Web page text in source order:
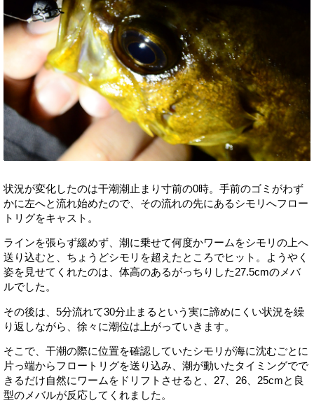
状況が変化したのは干潮潮止まり寸前の0時。手前のゴミがわず
かに左へと流れ始めたので、その流れの先にあるシモリへフロー
トリグをキャスト。
ラインを張らず緩めず、潮に乗せて何度かワームをシモリの上へ
送り込むと、ちょうどシモリを超えたところでヒット。ようやく
姿を見せてくれたのは、体高のあるがっちりした27.5cmのメバ
ルでした。
その後は、5分流れて30分止まるという実に諦めにくい状況を繰
り返しながら、徐々に潮位は上がっていきます。
そこで、干潮の際に位置を確認していたシモリが海に沈むごとに
片っ端からフロートリグを送り込み、潮が動いたタイミングでで
きるだけ自然にワームをドリフトさせると、27、26、25cmと良
型のメバルが反応してくれました。